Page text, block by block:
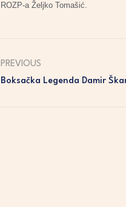
ROZP-a Željko Tomašić.
PREVIOUS
Boksačka Legenda Damir